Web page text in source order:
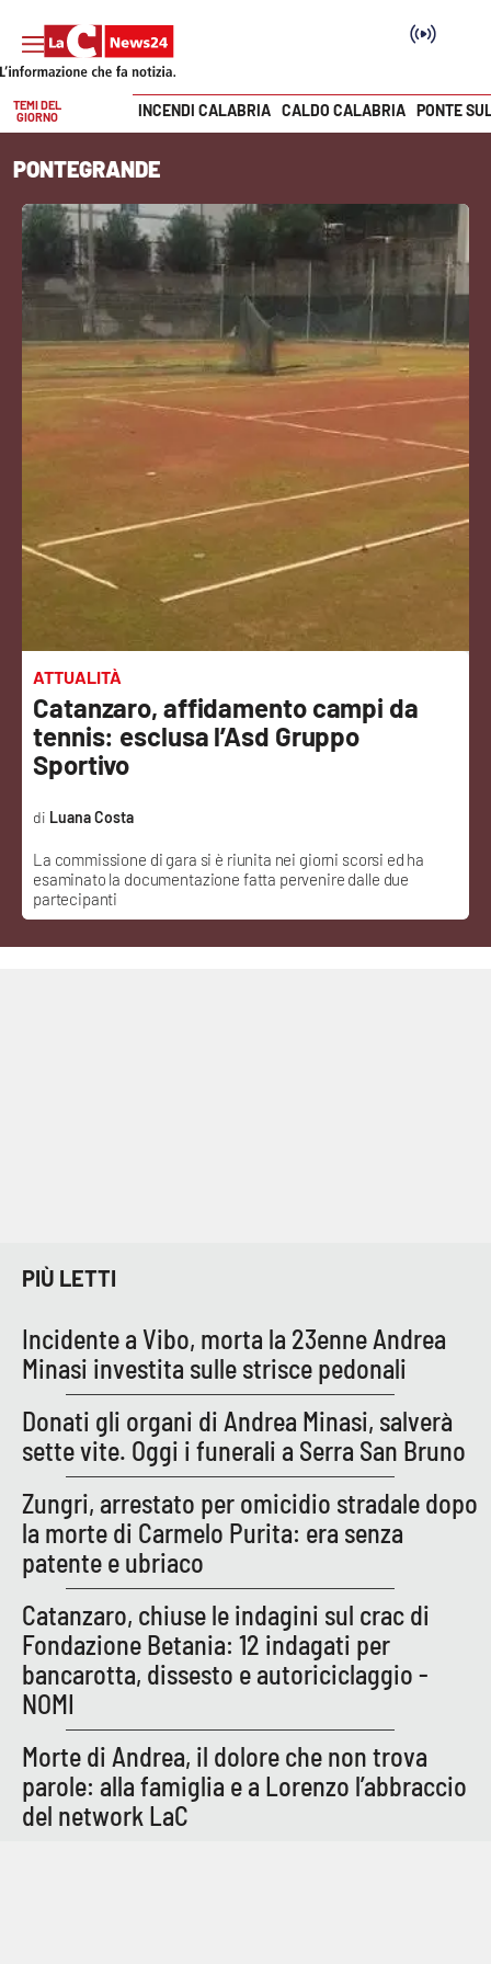
SEZIONI
Cronaca
Politica
Attualità
Economia e lavoro
Sport
Podcast
Meteo
Editoriali
VIDEO
Ambiente
RUBRICHE
Good Morning Vietnam
Parchi Marini Calabria
Leggendo Alvaro insieme
Imprese Di Calabria
Le perfidie di Antonella Grippo
Venti di comunicazione
STREAMING
Vai
TEMI DEL
GIORNO
INCENDI CALABRIA CALDO CALABRIA PONTE
PONTEGRANDE
ATTUALITÀ
Catanzaro, affidamento campi da
tennis: esclusa l’Asd Gruppo
Sportivo
La commissione di gara si è riunita nei giorni scorsi ed ha
esaminato la documentazione fatta pervenire dalle due
partecipanti
Luana Costa
PIÙ LETTI
Incidente a Vibo, morta la 23enne Andrea
Minasi investita sulle strisce pedonali
Donati gli organi di Andrea Minasi, salverà
sette vite. Oggi i funerali a Serra San Bruno
Zungri, arrestato per omicidio stradale dopo
la morte di Carmelo Purita: era senza
patente e ubriaco
Catanzaro, chiuse le indagini sul crac di
Fondazione Betania: 12 indagati per
bancarotta, dissesto e autoriciclaggio -
NOMI
Morte di Andrea, il dolore che non trova
parole: alla famiglia e a Lorenzo l’abbraccio
del network LaC